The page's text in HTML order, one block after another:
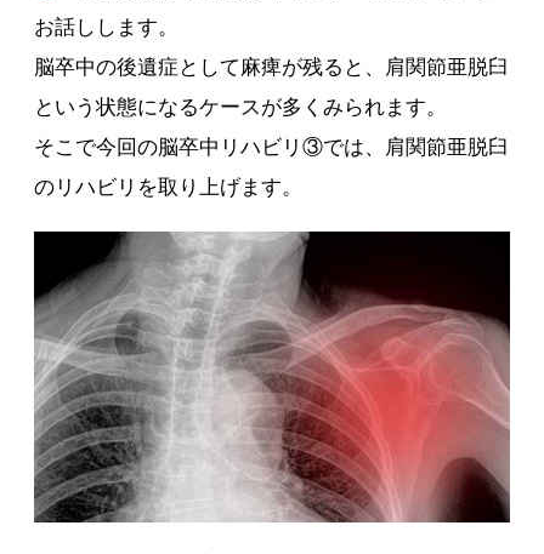
お話しします。
脳卒中の後遺症として麻痺が残ると、肩関節亜脱臼
という状態になるケースが多くみられます。
そこで今回の脳卒中リハビリ③では、肩関節亜脱臼
のリハビリを取り上げます。